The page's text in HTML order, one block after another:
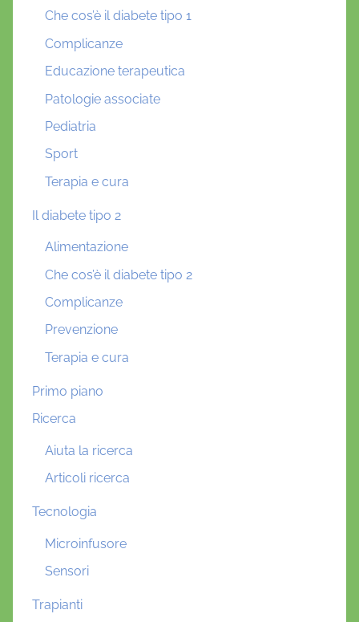
Che cos’è il diabete tipo 1
Complicanze
Educazione terapeutica
Patologie associate
Pediatria
Sport
Terapia e cura
Il diabete tipo 2
Alimentazione
Che cos’è il diabete tipo 2
Complicanze
Prevenzione
Terapia e cura
Primo piano
Ricerca
Aiuta la ricerca
Articoli ricerca
Tecnologia
Microinfusore
Sensori
Trapianti